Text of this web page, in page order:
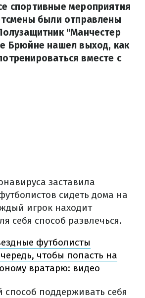
спортивные мероприятия
были отправлены
"Манчестер
Брюйне нашел выход, как
вместе с
заставила
сидеть дома на
игрок находит
себя способ развлечься.
футболисты
чтобы попасть на
вратарю: видео
поддерживать себя